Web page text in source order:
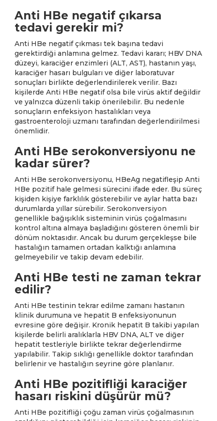
Anti HBe negatif çıkarsa
tedavi gerekir mi?
Anti HBe negatif çıkması tek başına tedavi
gerektirdiği anlamına gelmez. Tedavi kararı; HBV DNA
düzeyi, karaciğer enzimleri (ALT, AST), hastanın yaşı,
karaciğer hasarı bulguları ve diğer laboratuvar
sonuçları birlikte değerlendirilerek verilir. Bazı
kişilerde Anti HBe negatif olsa bile virüs aktif değildir
ve yalnızca düzenli takip önerilebilir. Bu nedenle
sonuçların enfeksiyon hastalıkları veya
gastroenteroloji uzmanı tarafından değerlendirilmesi
önemlidir.
Anti HBe serokonversiyonu ne
kadar sürer?
Anti HBe serokonversiyonu, HBeAg negatifleşip Anti
HBe pozitif hale gelmesi sürecini ifade eder. Bu süreç
kişiden kişiye farklılık gösterebilir ve aylar hatta bazı
durumlarda yıllar sürebilir. Serokonversiyon
genellikle bağışıklık sisteminin virüs çoğalmasını
kontrol altına almaya başladığını gösteren önemli bir
dönüm noktasıdır. Ancak bu durum gerçekleşse bile
hastalığın tamamen ortadan kalktığı anlamına
gelmeyebilir ve takip devam edebilir.
Anti HBe testi ne zaman tekrar
edilir?
Anti HBe testinin tekrar edilme zamanı hastanın
klinik durumuna ve hepatit B enfeksiyonunun
evresine göre değişir. Kronik hepatit B takibi yapılan
kişilerde belirli aralıklarla HBV DNA, ALT ve diğer
hepatit testleriyle birlikte tekrar değerlendirme
yapılabilir. Takip sıklığı genellikle doktor tarafından
belirlenir ve hastalığın seyrine göre planlanır.
Anti HBe pozitifliği karaciğer
hasarı riskini düşürür mü?
Anti HBe pozitifliği çoğu zaman virüs çoğalmasının